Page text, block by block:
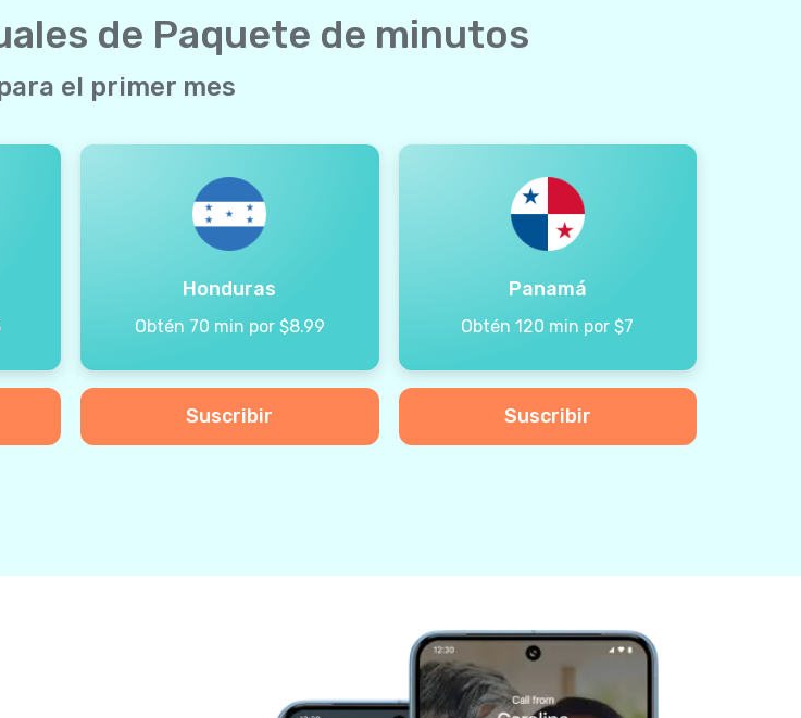
de Paquete de minutos
el primer mes
Honduras
Obtén 70 min por $8.99
Suscribir
Panamá
Obtén 120 min por $7
Suscribir